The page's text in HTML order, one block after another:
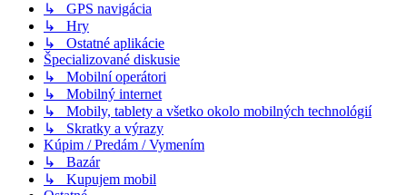
↳ GPS navigácia
↳ Hry
↳ Ostatné aplikácie
Špecializované diskusie
↳ Mobilní operátori
↳ Mobilný internet
↳ Mobily, tablety a všetko okolo mobilných technológií
↳ Skratky a výrazy
Kúpim / Predám / Vymením
↳ Bazár
↳ Kupujem mobil